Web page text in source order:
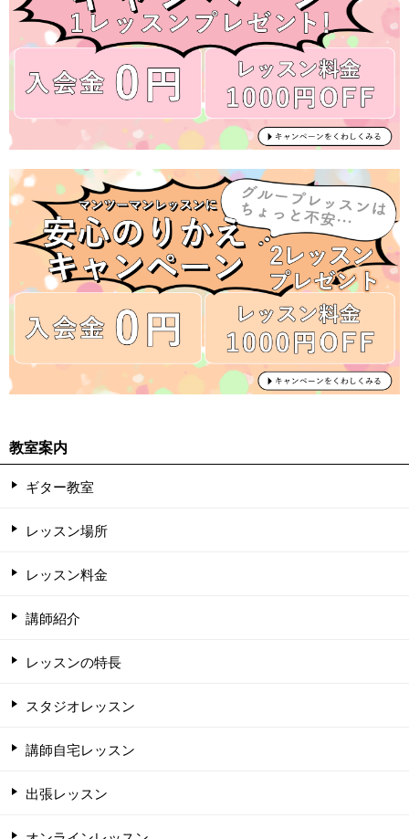
教室案内
ギター教室
レッスン場所
レッスン料金
講師紹介
レッスンの特長
スタジオレッスン
講師自宅レッスン
出張レッスン